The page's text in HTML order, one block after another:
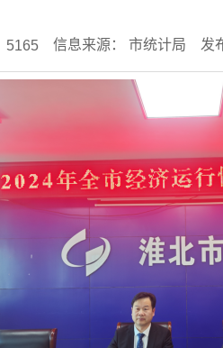
5165 信息来源： 市统计局 发